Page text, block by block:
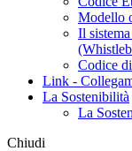
Modello
Il
Codice
Link -
La Sostenibilità
La
Chiudi